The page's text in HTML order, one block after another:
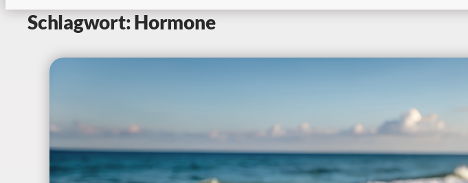
Schlagwort:Hormone